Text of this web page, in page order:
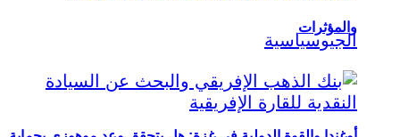
والمؤثرات